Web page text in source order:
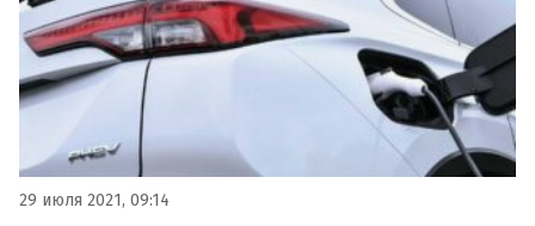
29 июля 2021, 09:14